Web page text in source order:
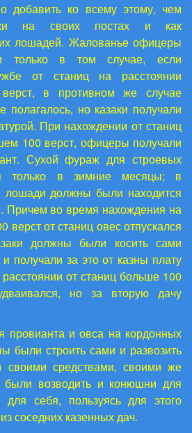
ко всему этому, чем
на своих постах и как
лошадей. Жалованье офицеры
только в том случае, если
от станиц на расстоянии
в противном же случае
полагалось, но казаки получали
При нахождении от станиц
100 верст, офицеры получали
Сухой фураж для строевых
только в зимние месяцы; в
лошади должны были находится
Причем во время нахождения на
верст от станиц овес отпускался
должны были косить сами
получали за это от казны плату
от станиц больше 100
но за вторую дачу
и овса на кордонных
были строить сами и развозить
своими средствами, своими же
были возводить и конюшни для
себя, пользуясь для этого
соседних казенных дач.